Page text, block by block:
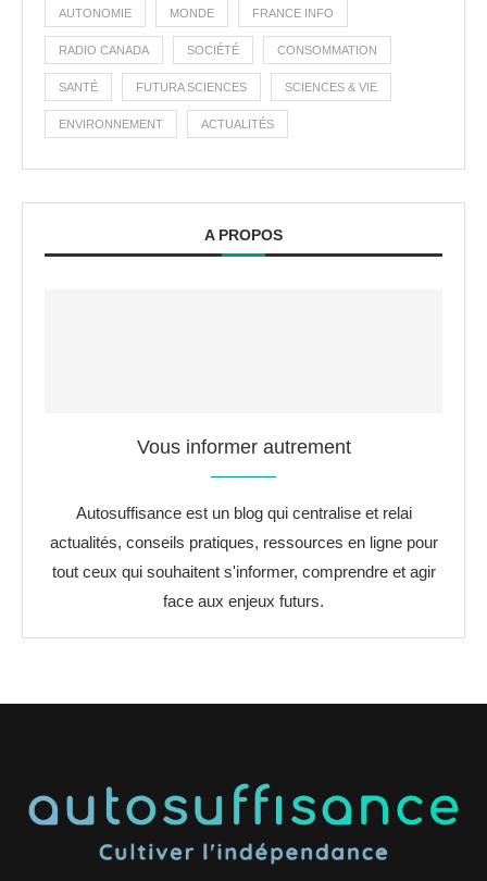
AUTONOMIE MONDE FRANCE INFO
RADIO CANADA SOCIÉTÉ CONSOMMATION
SANTÉ FUTURA SCIENCES SCIENCES & VIE
ENVIRONNEMENT ACTUALITÉS
A PROPOS
Vous informer autrement
Autosuffisance est un blog qui centralise et relai
actualités, conseils pratiques, ressources en ligne pour
tout ceux qui souhaitent s'informer, comprendre et agir
face aux enjeux futurs.